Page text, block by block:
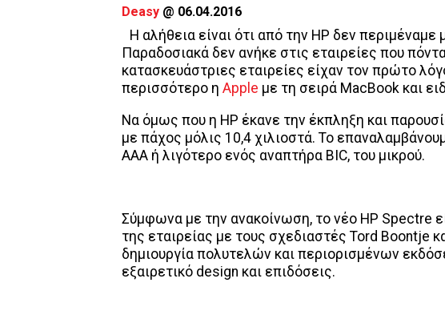
Deasy @ 06.04.2016
Η αλήθεια είναι ότι από την HP δεν περιμέναμε
Παραδοσιακά δεν ανήκε στις εταιρείες που
κατασκευάστριες εταιρείες είχαν τον πρώτο
περισσότερο η Apple με τη σειρά MacBook και
Να όμως που η HP έκανε την έκπληξη και
με πάχος μόλις 10,4 χιλιοστά. Το
ΑΑΑ ή λιγότερο ενός αναπτήρα BIC, του μικρού.
Σύμφωνα με την ανακοίνωση, το νέο HP Spectre
της εταιρείας με τους σχεδιαστές Tord Boontje
δημιουργία πολυτελών και περιορισμένων
εξαιρετικό design και επιδόσεις.